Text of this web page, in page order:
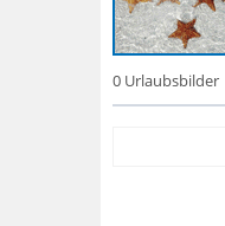
0 Urlaubsbilder